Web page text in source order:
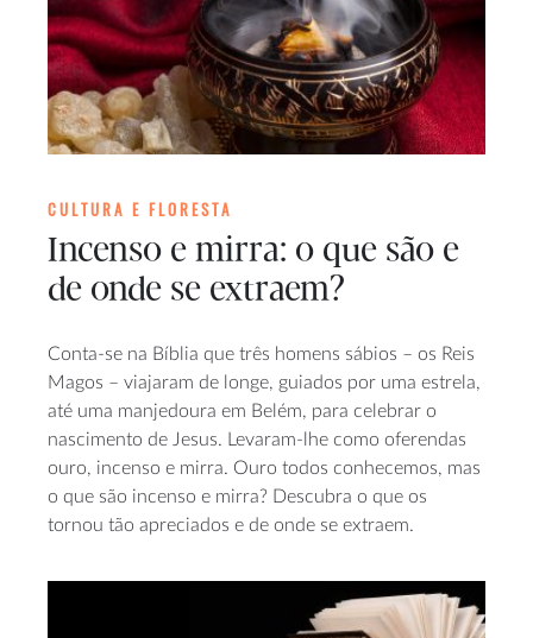
CULTURA E FLORESTA
Incenso e mirra: o que são e
de onde se extraem?
Conta-se na Bíblia que três homens sábios – os Reis
Magos – viajaram de longe, guiados por uma estrela,
até uma manjedoura em Belém, para celebrar o
nascimento de Jesus. Levaram-lhe como oferendas
ouro, incenso e mirra. Ouro todos conhecemos, mas
o que são incenso e mirra? Descubra o que os
tornou tão apreciados e de onde se extraem.